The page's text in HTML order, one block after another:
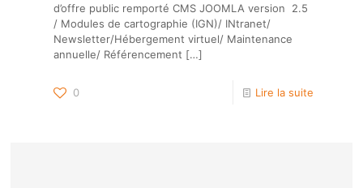
d’offre public remporté CMS JOOMLA version 2.5
/ Modules de cartographie (IGN)/ INtranet/
Newsletter/Hébergement virtuel/ Maintenance
annuelle/ Référencement […]
0 Lire la suite